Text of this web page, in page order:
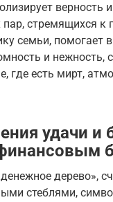
верность
пар, стремящихся
семьи,
и нежность,
где есть мирт,
удачи и
дерево»,
стеблями,